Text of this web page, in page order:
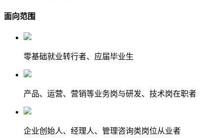
面向范围
零基础就业转行者、应届毕业生
产品、运营、营销等业务岗与研发、技术岗在职者
企业创始人、经理人、管理咨询类岗位从业者